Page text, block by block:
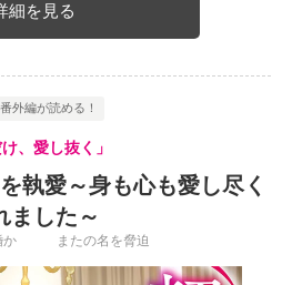
細を見る
番外編が読める！
け、愛し抜く」
執愛～身も心も愛し尽く
ました～
婚か またの名を脅迫